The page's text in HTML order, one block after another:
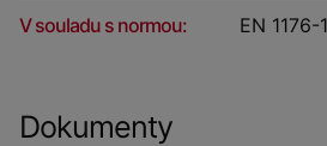
V souladu s normou: EN 1176-
Dokumenty